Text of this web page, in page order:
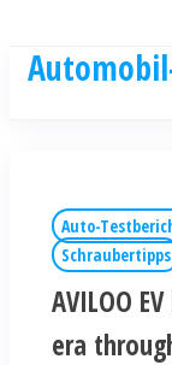
Auto-
Schraubertipps
AVILOO
era